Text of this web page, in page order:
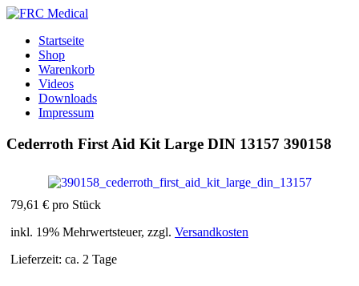
Startseite
Shop
Warenkorb
Videos
Downloads
Impressum
Cederroth First Aid Kit Large DIN 13157 390158
79,61 € pro Stück
inkl. 19% Mehrwertsteuer, zzgl. Versandkosten
Lieferzeit: ca. 2 Tage